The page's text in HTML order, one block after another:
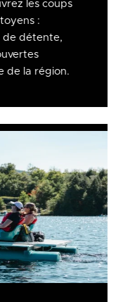
les coups
:
de détente,
de la région.